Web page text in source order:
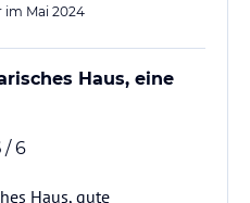
im Mai 2024
Haus, eine
/ 6
Haus, gute